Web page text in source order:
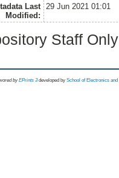
Last
Modified:
29 Jun 2021 01:01
Staff
byEPrints 3 developed by School of Electronics